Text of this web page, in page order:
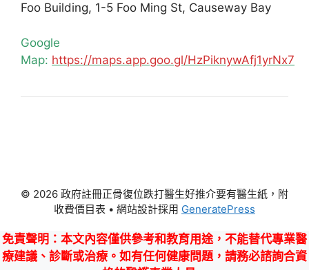
Foo Building, 1-5 Foo Ming St, Causeway Bay
Google
Map: https://maps.app.goo.gl/HzPiknywAfj1yrNx7
© 2026 政府註冊正骨復位跌打醫生好推介要有醫生紙，附
收費價目表 • 網站設計採用 GeneratePress
免責聲明 ：本文內容僅供參考和教育用途，不能替代專業醫
療建議、診斷或治療。如有任何健康問題，請務必諮詢合資